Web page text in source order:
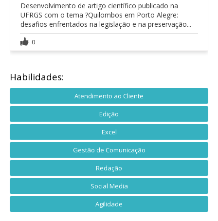
Desenvolvimento de artigo científico publicado na
UFRGS com o tema ?Quilombos em Porto Alegre:
desafios enfrentados na legislação e na preservação...
0
Habilidades:
Atendimento ao Cliente
Edição
Excel
Gestão de Comunicação
Redação
Social Media
Agilidade